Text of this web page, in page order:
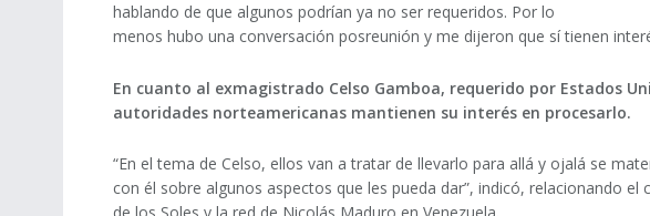
hablando de que algunos podrían ya no ser requeridos. Por lo
menos hubo una conversación posreunión y me dijeron que sí tienen
En cuanto al exmagistrado Celso Gamboa, requerido por Estados
autoridades norteamericanas mantienen su interés en procesarlo.
“En el tema de Celso, ellos van a tratar de llevarlo para allá y ojalá se
con él sobre algunos aspectos que les pueda dar”, indicó, relacionando el